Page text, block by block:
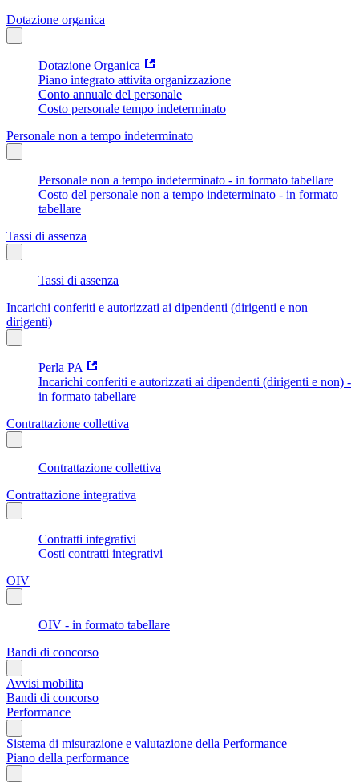
Dotazione organica
Dotazione Organica
Piano integrato attivita organizzazione
Conto annuale del personale
Costo personale tempo indeterminato
Personale non a tempo indeterminato
Personale non a tempo indeterminato - in formato tabellare
Costo del personale non a tempo indeterminato - in formato
tabellare
Tassi di assenza
Tassi di assenza
Incarichi conferiti e autorizzati ai dipendenti (dirigenti e non
dirigenti)
Perla PA
Incarichi conferiti e autorizzati ai dipendenti (dirigenti e non) -
in formato tabellare
Contrattazione collettiva
Contrattazione collettiva
Contrattazione integrativa
Contratti integrativi
Costi contratti integrativi
OIV
OIV - in formato tabellare
Bandi di concorso
Avvisi mobilita
Bandi di concorso
Performance
Sistema di misurazione e valutazione della Performance
Piano della performance